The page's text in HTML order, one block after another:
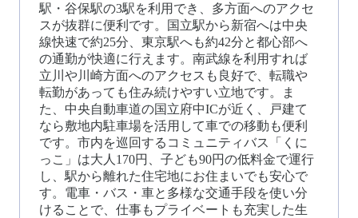
駅・谷保駅の3駅を利用でき、多方面へのアクセ
スが抜群に便利です。国立駅から新宿へは中央
線快速で約25分、東京駅へも約42分と都心部へ
の通勤が快適に行えます。南武線を利用すれば
立川や川崎方面へのアクセスも良好で、転職や
転勤があっても住み続けやすい立地です。ま
た、中央自動車道の国立府中ICが近く、戸建て
なら敷地内駐車場を活用して車での移動も便利
です。市内を巡回するコミュニティバス「くに
っこ」は大人170円、子ども90円の低料金で運行
し、駅から離れた住宅地にお住まいでも安心で
す。電車・バス・車と多様な交通手段を使い分
けることで、仕事もプライベートも充実した生